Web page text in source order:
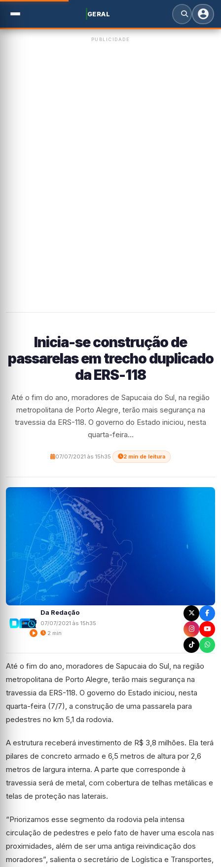
GERAL
PUBLICIDADE
Inicia-se construção de
passarelas em trecho duplicado
da ERS-118
Até o fim do ano, moradores de Sapucaia do Sul, na região
metropolitana de Porto Alegre, terão mais segurança na
travessia da ERS-118. O governo do Estado iniciou, nesta
quarta-feira…
07/07/2021 às 15h35 2 min de leitura
Da Redação
07/07/2021 às 15h35
2 min
Até o fim do ano, moradores de Sapucaia do Sul, na região
metropolitana de Porto Alegre, terão mais segurança na
travessia da ERS-118. O governo do Estado iniciou, nesta
quarta-feira (7/7), a construção de uma passarela para
pedestres no km 5,1 da rodovia.
A estrutura receberá investimento de R$ 3,8 milhões. Ela terá
pilares de concreto armado e 6,5 metros de altura por 2,6
metros de largura interna. A parte que corresponde à
travessia será de metal, com cobertura de telhas metálicas e
telas de proteção nas laterais.
“Priorizamos esse segmento da rodovia pela intensa
circulação de pedestres e pelo fato de haver uma escola nas
proximidades, além de ser uma antiga reivindicação dos
moradores”, salienta o secretário de Logística e Transportes,